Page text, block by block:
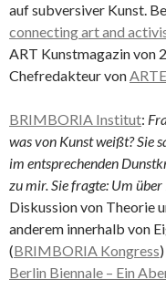
auf subversiver Kunst.
connecting art and
ART Kunstmagazin von
Chefredakteur von
BRIMBORIA Institut:
was von Kunst weißt? Sie
im entsprechenden
zu mir. Sie fragte: Um über
Diskussion von Theorie
anderem innerhalb von
(BRIMBORIA Kongress
Berlin Biennale – Ein